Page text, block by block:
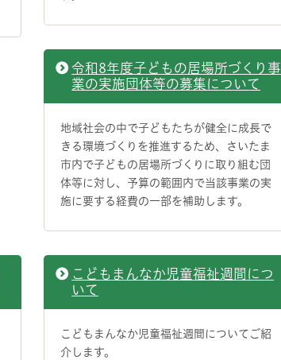
令和8年度子どもの居場所づくり事
業の実施団体等の募集について
地域社会の中で子どもたちが健全に成長で
きる環境づくりを推進するため、さいたま
市内で子どもの居場所づくりに取り組む団
体等に対し、予算の範囲内で当該事業の実
施に要する経費の一部を補助します。
こどもまんなか児童福祉週間につ
いて
こどもまんなか児童福祉週間についてご紹
介します。